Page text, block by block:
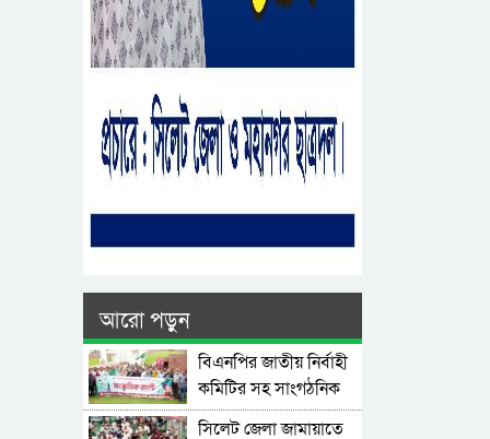
আরো পড়ুন
বিএনপির জাতীয় নির্বাহী
কমিটির সহ সাংগঠনিক
সম্পাদক মিফতাহ্
সিলেট জেলা জামায়াতে